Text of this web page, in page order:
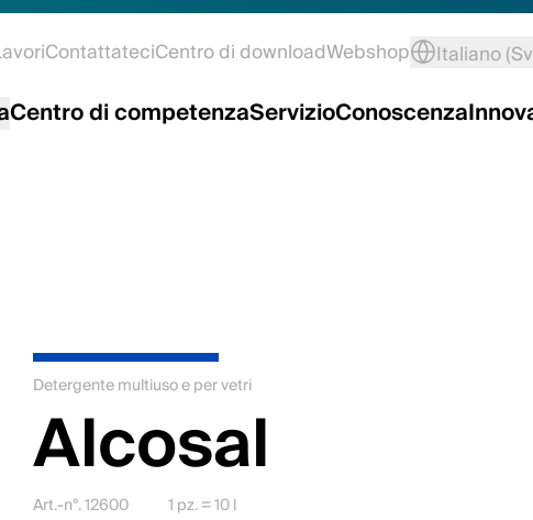
ContattateciCentro di downloadWebshop Italiano
Centro di competenzaServizioConoscenza
Detergente multiuso e per vetri
Alcosal
Art.-n°. 12600 1 pz. = 10 l